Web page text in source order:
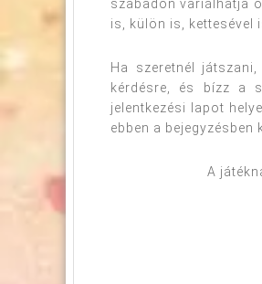
szabadon variálhatja
is, külön is, kettesével
Ha szeretnél
kérdésre, és bízz a
jelentkezési lapot
ebben a bejegyzésben
A